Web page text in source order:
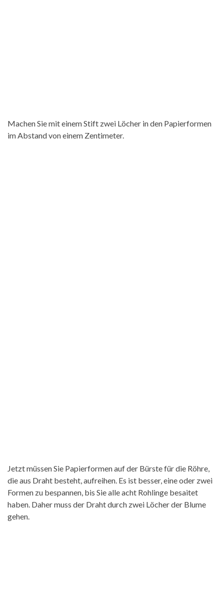
Machen Sie mit einem Stift zwei Löcher in den Papierformen
im Abstand von einem Zentimeter.
Jetzt müssen Sie Papierformen auf der Bürste für die Röhre,
die aus Draht besteht, aufreihen. Es ist besser, eine oder zwei
Formen zu bespannen, bis Sie alle acht Rohlinge besaitet
haben. Daher muss der Draht durch zwei Löcher der Blume
gehen.